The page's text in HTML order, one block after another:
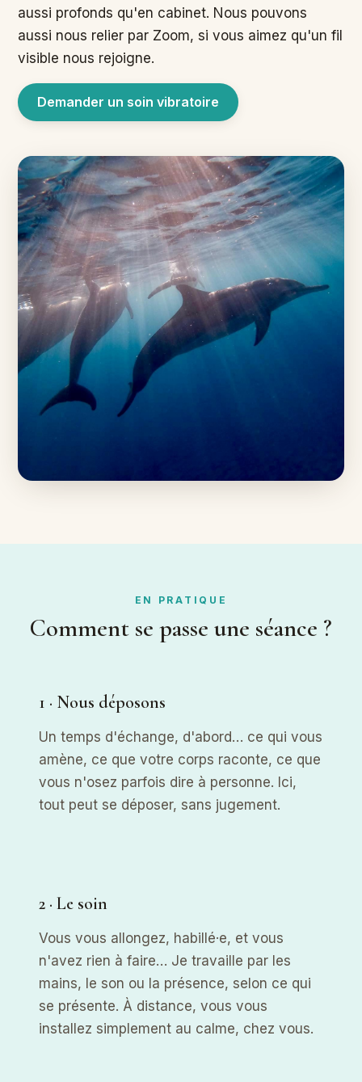
aussi profonds qu'en cabinet. Nous pouvons
aussi nous relier par Zoom, si vous aimez qu'un fil
visible nous rejoigne.
Demander un soin vibratoire
EN PRATIQUE
Comment se passe une séance ?
1 · Nous déposons
Un temps d'échange, d'abord… ce qui vous
amène, ce que votre corps raconte, ce que
vous n'osez parfois dire à personne. Ici,
tout peut se déposer, sans jugement.
2 · Le soin
Vous vous allongez, habillé·e, et vous
n'avez rien à faire… Je travaille par les
mains, le son ou la présence, selon ce qui
se présente. À distance, vous vous
installez simplement au calme, chez vous.